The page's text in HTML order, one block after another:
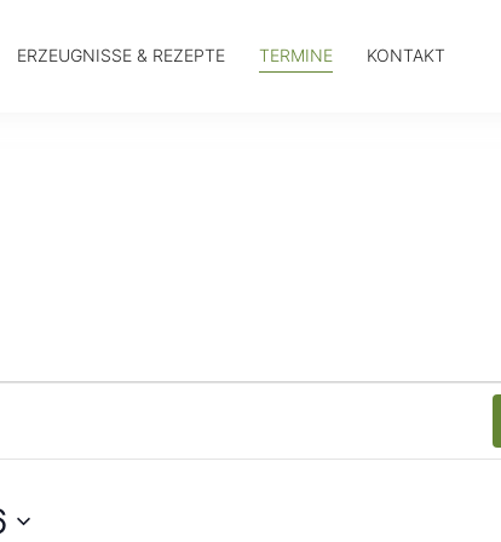
ERZEUGNISSE & REZEPTE TERMINE KONTAKT